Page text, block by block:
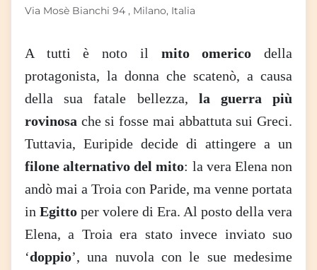
Via Mosè Bianchi 94 , Milano, Italia
A tutti è noto il mito omerico della
protagonista, la donna che scatenò, a causa
della sua fatale bellezza, la guerra più
rovinosa che si fosse mai abbattuta sui Greci.
Tuttavia, Euripide decide di attingere a un
filone alternativo del mito: la vera Elena non
andò mai a Troia con Paride, ma venne portata
in Egittoper volere di Era. Al posto della vera
Elena, a Troia era stato invece inviato suo
‘doppio’, una nuvola con le sue medesime